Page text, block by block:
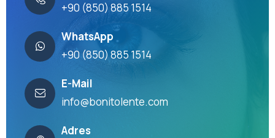
+90 (850) 885 1514
WhatsApp
+90 (850) 885 1514
E-Mail
info@bonitolente.com
Adres